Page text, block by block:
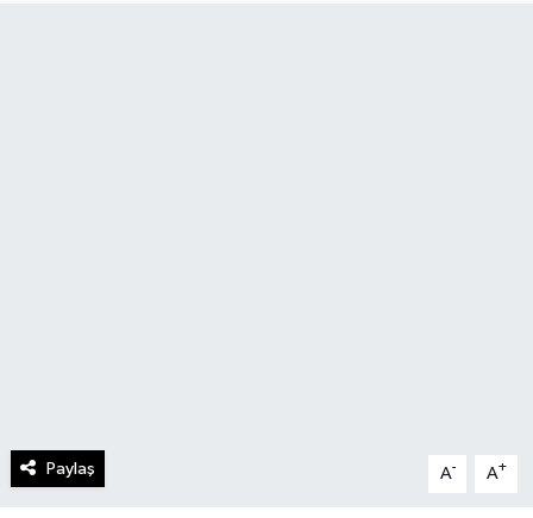
Paylaş A- A+